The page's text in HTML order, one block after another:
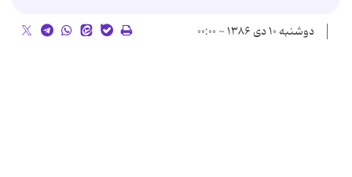
دوشنبه ۱۰ دی ۱۳۸۶ - ۰۰:۰۰